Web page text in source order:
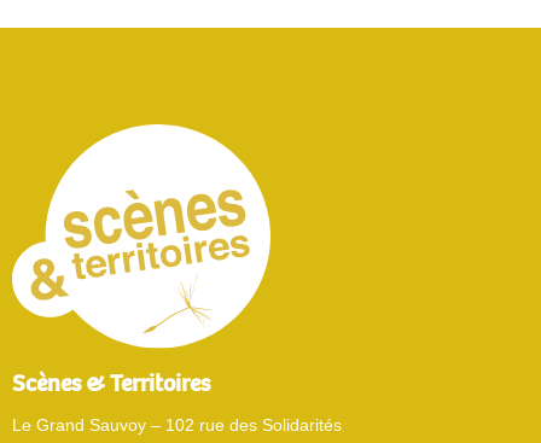
Scènes & Territoires
Le Grand Sauvoy – 102 rue des Solidarités